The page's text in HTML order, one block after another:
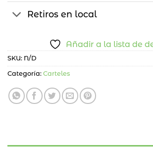
Retiros en local
Añadir a la lista de
SKU: N/D
Categoría: Carteles